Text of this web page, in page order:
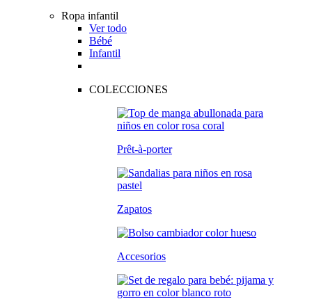
Ropa infantil
Ver todo
Bébé
Infantil
COLECCIONES
Prêt-à-porter
Zapatos
Accesorios